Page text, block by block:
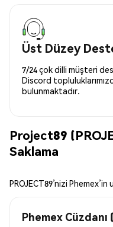
Üst Düzey
7/24 çok dilli müşteri
Discord
bulunmaktadır.
Project89
Saklama
PROJECT89’nizi
Phemex